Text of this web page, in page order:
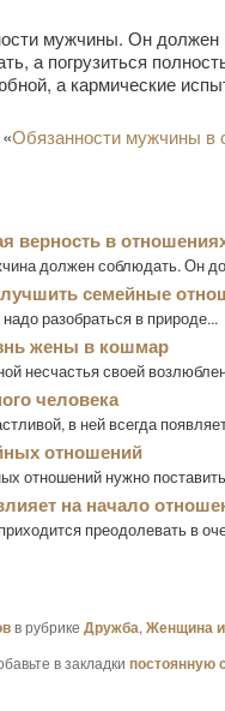
мужчины. Он должен
а погрузиться
а кармические
Обязанности мужчины в
верность в
должен соблюдать. Он
семейные
разобраться в природе...
жены в кошмар
несчастья своей
человека
в ней всегда
отношений
отношений нужно
на начало
преодолевать в
в рубрике Дружба, Женщина
в закладки постоянную